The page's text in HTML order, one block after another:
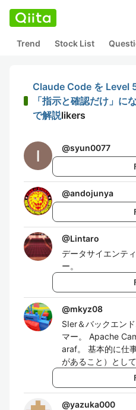
Trend Stock List
Claude Code を Level
「指示と確認だけ」
で解説likers
@syun0077
@andojunya
@Lintaro
データサイエンテ
ー。
@mkyz08
SIer＆バックエン
マー。 Apache
araf。 基本的に仕
があること）とし
@yazuka000